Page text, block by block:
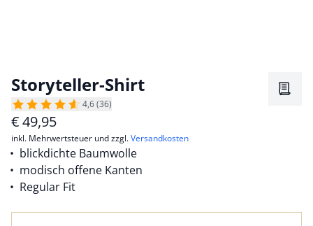
Storyteller-Shirt
4,6 (36)
€49,95
inkl. Mehrwertsteuer und zzgl.Versandkosten
blickdichte Baumwolle
modisch offene Kanten
Regular Fit